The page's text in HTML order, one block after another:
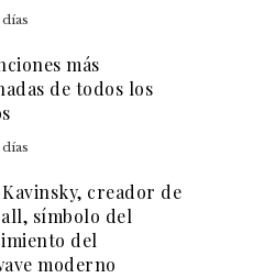
más
de todos los
creador de
símbolo del
del
moderno